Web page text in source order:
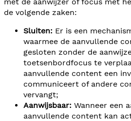
de volgende zaken:
Sluiten: Er is een
waarmee de aanvullende
gesloten zonder de
toetsenbordfocus te
aanvullende content een
communiceert of andere
vervangt;
Aanwijsbaar: Wanneer een
aanvullende content kan